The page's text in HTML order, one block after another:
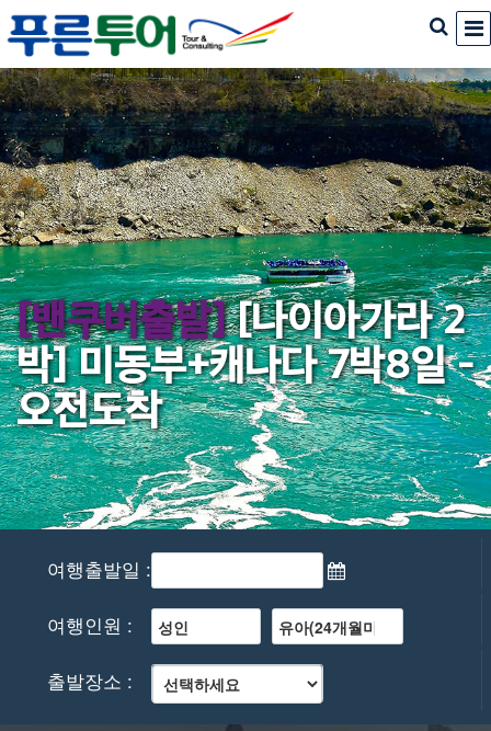
[밴쿠버출발][나이아가라 2
박] 미동부+캐나다 7박8일 -
오전도착
여행출발일 :
여행인원 :
출발장소 :